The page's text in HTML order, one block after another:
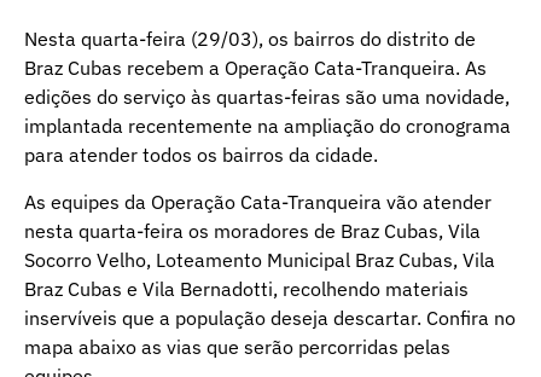
Nesta quarta-feira (29/03), os bairros do distrito de
Braz Cubas recebem a Operação Cata-Tranqueira. As
edições do serviço às quartas-feiras são uma novidade,
implantada recentemente na ampliação do cronograma
para atender todos os bairros da cidade.
As equipes da Operação Cata-Tranqueira vão atender
nesta quarta-feira os moradores de Braz Cubas, Vila
Socorro Velho, Loteamento Municipal Braz Cubas, Vila
Braz Cubas e Vila Bernadotti, recolhendo materiais
inservíveis que a população deseja descartar. Confira no
mapa abaixo as vias que serão percorridas pelas